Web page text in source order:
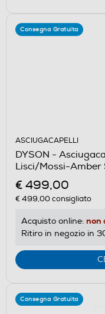
Consegna Gratuita
ASCIUGACAPELLI
DYSON -
Lisci/Mossi-Amber
€ 499,00
€ 499,00consigliato
Acquisto online: non
Ritiro in negozio in
Consegna Gratuita